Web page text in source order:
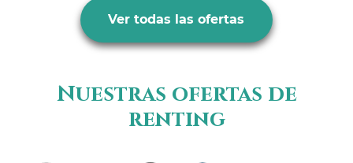
Ver todas las ofertas
Nuestras ofertas de
renting